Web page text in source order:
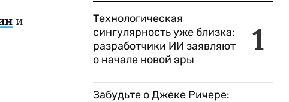
и
1
Технологическая
сингулярность уже близка:
разработчики ИИ заявляют
о начале новой эры
Забудьте о Джеке Ричере: